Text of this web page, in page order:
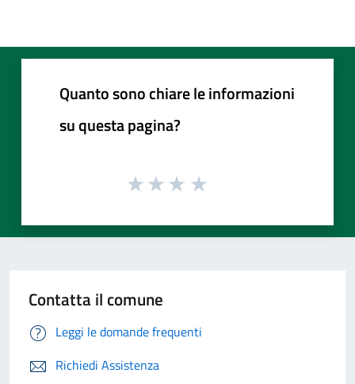
Quanto sono chiare le informazioni
su questa pagina?
Contatta il comune
Leggi le domande frequenti
Richiedi Assistenza